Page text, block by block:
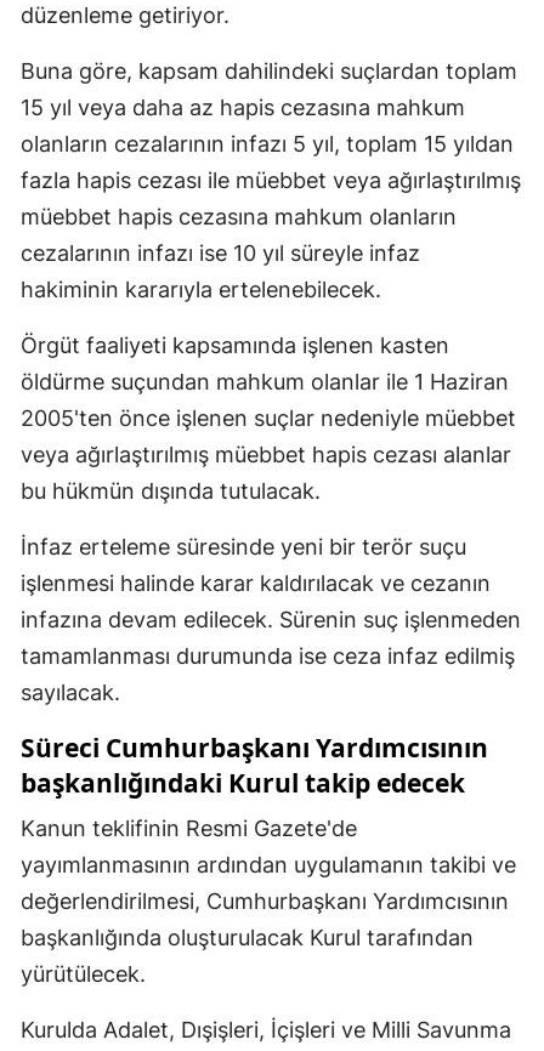
düzenleme getiriyor.
Buna göre, kapsam dahilindeki suçlardan toplam
15 yıl veya daha az hapis cezasına mahkum
olanların cezalarının infazı 5 yıl, toplam 15 yıldan
fazla hapis cezası ile müebbet veya ağırlaştırılmış
müebbet hapis cezasına mahkum olanların
cezalarının infazı ise 10 yıl süreyle infaz
hakiminin kararıyla ertelenebilecek.
Örgüt faaliyeti kapsamında işlenen kasten
öldürme suçundan mahkum olanlar ile 1 Haziran
2005'ten önce işlenen suçlar nedeniyle müebbet
veya ağırlaştırılmış müebbet hapis cezası alanlar
bu hükmün dışında tutulacak.
İnfaz erteleme süresinde yeni bir terör suçu
işlenmesi halinde karar kaldırılacak ve cezanın
infazına devam edilecek. Sürenin suç işlenmeden
tamamlanması durumunda ise ceza infaz edilmiş
sayılacak.
Süreci Cumhurbaşkanı Yardımcısının
başkanlığındaki Kurul takip edecek
Kanun teklifinin Resmi Gazete'de
yayımlanmasının ardından uygulamanın takibi ve
değerlendirilmesi, Cumhurbaşkanı Yardımcısının
başkanlığında oluşturulacak Kurul tarafından
yürütülecek.
Kurulda Adalet, Dışişleri, İçişleri ve Milli Savunma